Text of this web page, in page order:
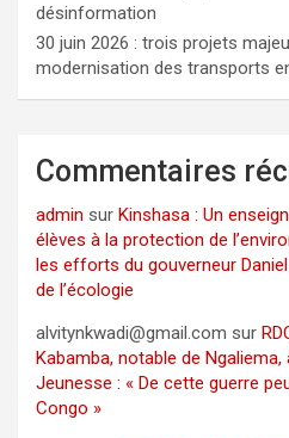
désinformation
30 juin 2026 : trois projets
modernisation des transports
Commentaires
admin sur Kinshasa : Un
élèves à la protection de
les efforts du gouverneur
de l’écologie
alvitynkwadi@gmail.com sur
Kabamba, notable de
Jeunesse : « De cette guerre
Congo »